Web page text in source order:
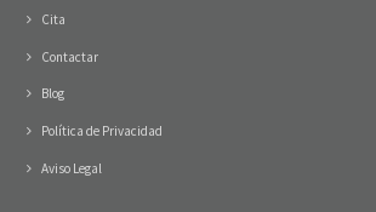
Cita
Contactar
Blog
Política de Privacidad
Aviso Legal